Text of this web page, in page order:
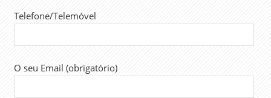
Telefone/Telemóvel
O seu Email (obrigatório)